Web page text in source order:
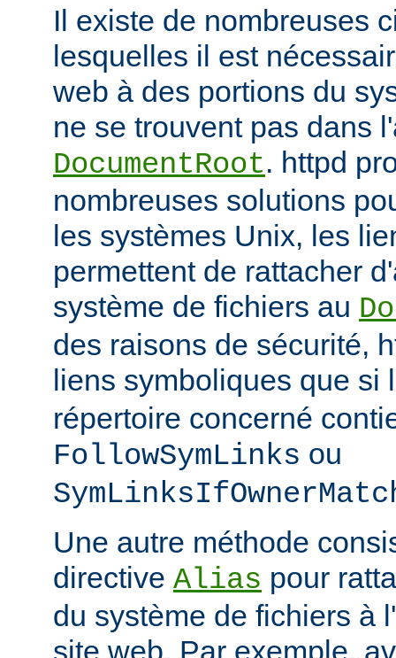
Il existe de nombreuses
lesquelles il est
web à des portions du
ne se trouvent pas dans
DocumentRoot. httpd
nombreuses solutions
les systèmes Unix, les
permettent de rattacher
système de fichiers au
des raisons de sécurité,
liens symboliques que si
répertoire concerné
FollowSymLinks ou
Une autre méthode
directive Alias pour
du système de fichiers à